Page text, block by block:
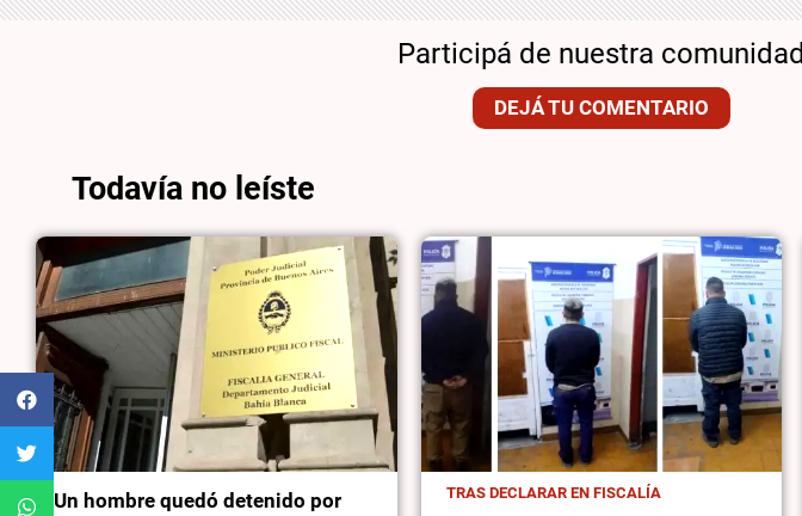
Participá de nuestra comunidad
DEJÁ TU COMENTARIO
Todavía no leíste
Un hombre quedó detenido por
TRAS DECLARAR EN FISCALÍA